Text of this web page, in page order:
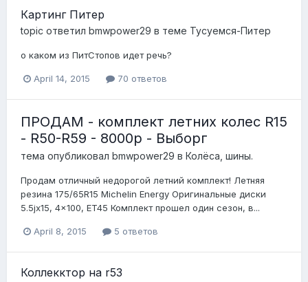
Картинг Питер
topic ответил bmwpower29 в теме Тусуемся-Питер
о каком из ПитСтопов идет речь?
April 14, 2015 70 ответов
ПРОДАМ - комплект летних колес R15
- R50-R59 - 8000р - Выборг
тема опубликовал bmwpower29 в Колёса, шины.
Продам отличный недорогой летний комплект! Летняя
резина 175/65R15 Michelin Energy Оригинальные диски
5.5jx15, 4x100, ET45 Комплект прошел один сезон, в...
April 8, 2015 5 ответов
Коллекктор на r53